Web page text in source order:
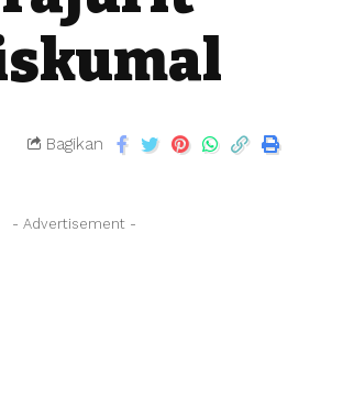
Bagikan
- Advertisement -